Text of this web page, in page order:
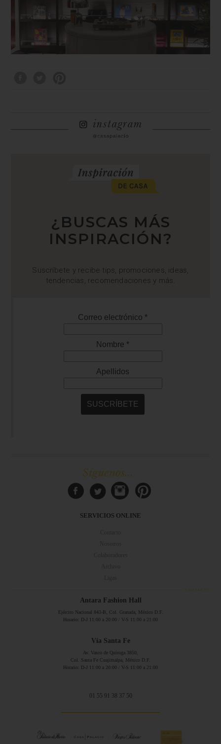
¿BUSCAS MÁS
INSPIRACIÓN?
Suscríbete y recibe tips, promociones, ideas,
tendencias, recomendaciones y más.
Síguenos...
SERVICIOS ONLINE
Antara Fashion Hall
Ejército Nacional 843-B, Col. Granada, México D.F.
Horario: D-J 11:00 a 20:00 / V-S 11:00 a 21:00
Vía Santa Fe
Av. Vasco de Quiroga 3850,
Col. Santa Fe Cuajimalpa, México D.F.
Horario: D-J 11:00 a 20:00 / V-S 11:00 a 21:00
01 55 91 38 37 50